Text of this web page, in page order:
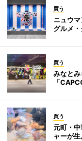
買う
ニュウ
グルメ
買う
みなと
「
買う
元町・
ャーが